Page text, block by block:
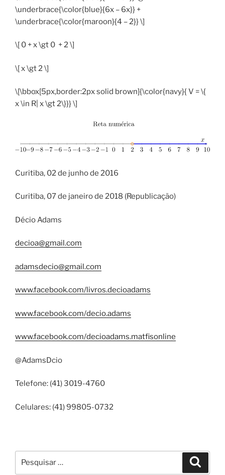
\underbrace{\color{blue}{6x – 6x}} +
\underbrace{\color{maroon}{4 – 2}} \]
\[ 0 + x \gt 0 + 2 \]
\[ x \gt 2 \]
\[\bbox[5px,border:2px solid brown]{\color{navy}{ V = \{
x \in R| x \gt 2\}}} \]
Curitiba, 02 de junho de 2016
Curitiba, 07 de janeiro de 2018 (Republicação)
Décio Adams
decioa@gmail.com
adamsdecio@gmail.com
www.facebook.com/livros.decioadams
www.facebook.com/decio.adams
www.facebook.com/decioadams.matfisonline
@AdamsDcio
Telefone: (41) 3019-4760
Celulares: (41) 99805-0732
por: